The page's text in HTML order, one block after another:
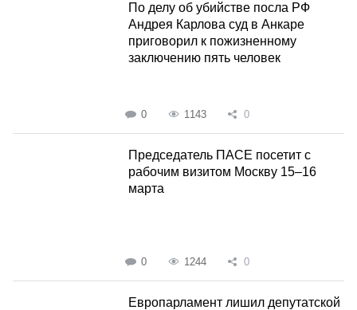
По делу об убийстве посла РФ
Андрея Карлова суд в Анкаре
приговорил к пожизненному
заключению пять человек
0 1143 0
Председатель ПАСЕ посетит с
рабочим визитом Москву 15–16
марта
0 1244 0
Европарламент лишил депутатской